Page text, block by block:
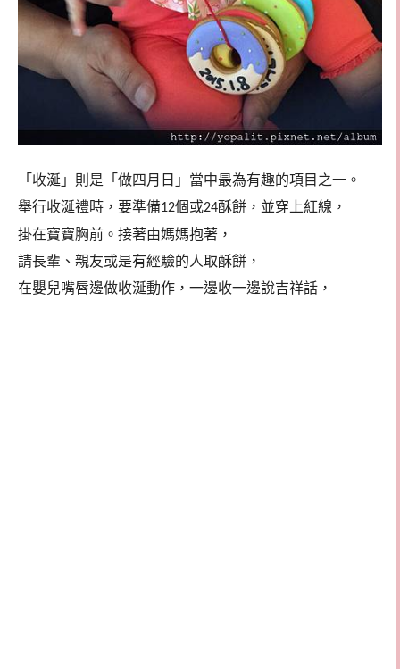
「收涎」則是「做四月日」當中最為有趣的項目之一。
舉行收涎禮時，要準備12個或24酥餅，並穿上紅線，
掛在寶寶胸前。接著由媽媽抱著，
請長輩、親友或是有經驗的人取酥餅，
在嬰兒嘴唇邊做收涎動作， 一邊收一邊說吉祥話，